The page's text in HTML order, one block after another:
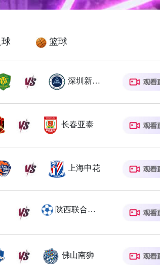
球 篮球
深圳新鹏城
长春亚泰
上海申花
陕西联合月亮泊队
佛山南狮